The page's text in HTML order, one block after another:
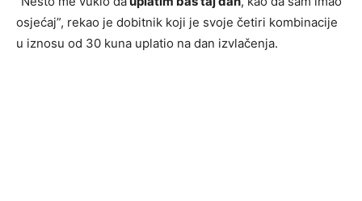
osjećaj”, rekao je dobitnik koji je svoje četiri kombinacije
u iznosu od 30 kuna uplatio na dan izvlačenja.